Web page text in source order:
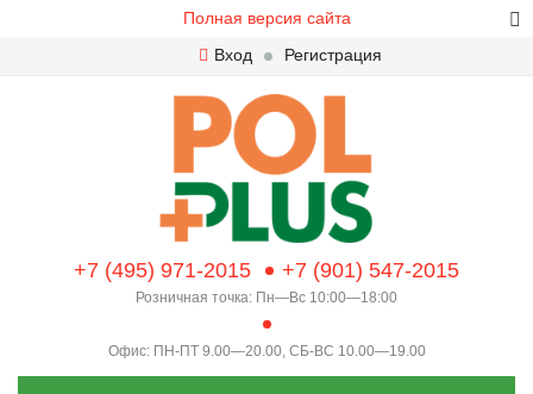
Полная версия сайта
Вход
Регистрация
+7 (495) 971-2015 +7 (901) 547-2015
Розничная точка: Пн—Вс 10:00—18:00
Офис: ПН-ПТ 9.00—20.00, СБ-ВС 10.00—19.00